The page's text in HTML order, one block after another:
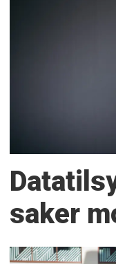
saker